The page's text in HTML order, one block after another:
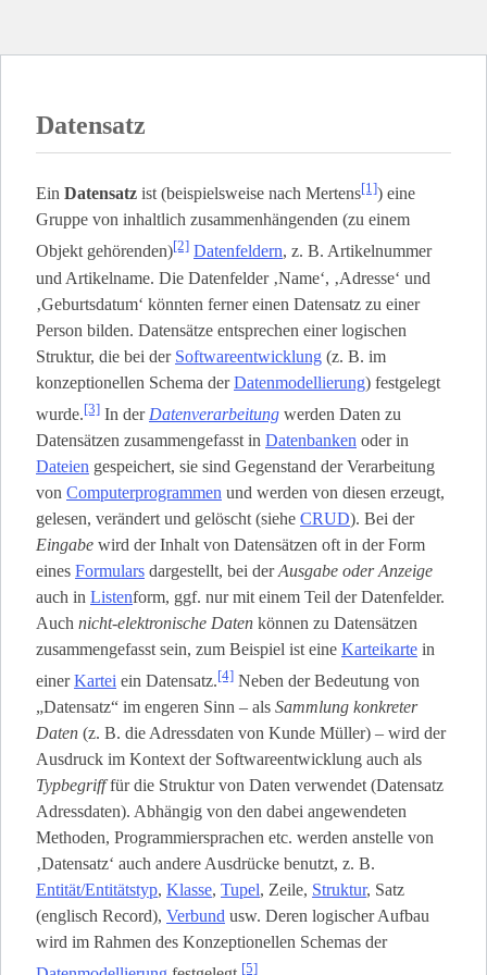
Datensatz
Ein Datensatz ist (beispielsweise nach Mertens[1]) eine
Gruppe von inhaltlich zusammenhängenden (zu einem
Objekt gehörenden)[2] Datenfeldern, z. B. Artikelnummer
und Artikelname. Die Datenfelder ‚Name‘, ‚Adresse‘ und
‚Geburtsdatum‘ könnten ferner einen Datensatz zu einer
Person bilden. Datensätze entsprechen einer logischen
Struktur, die bei der Softwareentwicklung (z. B. im
konzeptionellen Schema derDatenmodellierung) festgelegt
wurde.[3] In der Datenverarbeitung werden Daten zu
Datensätzen zusammengefasst in Datenbanken oder in
Dateien gespeichert, sie sind Gegenstand der Verarbeitung
von Computerprogrammen und werden von diesen erzeugt,
gelesen, verändert und gelöscht (siehe CRUD). Bei der
Eingabe wird der Inhalt von Datensätzen oft in der Form
eines Formulars dargestellt, bei derAusgabe oder Anzeige
auch in Listen­form, ggf. nur mit einem Teil der Datenfelder.
Auch nicht-elektronische Daten können zu Datensätzen
zusammengefasst sein, zum Beispiel ist eine Karteikarte in
einerKartei ein Datensatz.[4] Neben der Bedeutung von
„Datensatz“ im engeren Sinn – als Sammlung konkreter
Daten (z. B. die Adressdaten von Kunde Müller) – wird der
Ausdruck im Kontext der Softwareentwicklung auch als
Typbegrifffür die Struktur von Daten verwendet (Datensatz
Adressdaten). Abhängig von den dabei angewendeten
Methoden, Programmiersprachen etc. werden anstelle von
‚Datensatz‘ auch andere Ausdrücke benutzt, z. B.
Entität/Entitätstyp, Klasse, Tupel, Zeile, Struktur, Satz
(englisch Record), Verbund usw. Deren logischer Aufbau
wird im Rahmen des Konzeptionellen Schemas der
[5]